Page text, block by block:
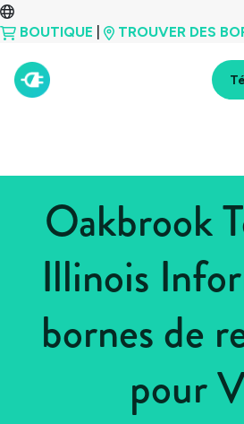
BOUTIQUE TROUVER DES
Oakbrook
Illinois
bornes de
pour
États-Unis